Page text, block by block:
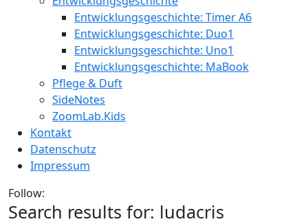
Entwicklungsgeschichte: Timer A6
Entwicklungsgeschichte: Duo1
Entwicklungsgeschichte: Uno1
Entwicklungsgeschichte: MaBook
Pflege & Duft
SideNotes
ZoomLab.Kids
Kontakt
Datenschutz
Impressum
Follow:
Search results for: ludacris